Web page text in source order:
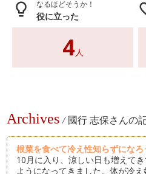
lightbulb_outline なるほどそうか！
役に立った
4 人
Archives / 國行 志保さんの
根菜を食べて冷え性知らずになろ
10月に入り、涼しい日も増えて
ようになってきました。体が冷